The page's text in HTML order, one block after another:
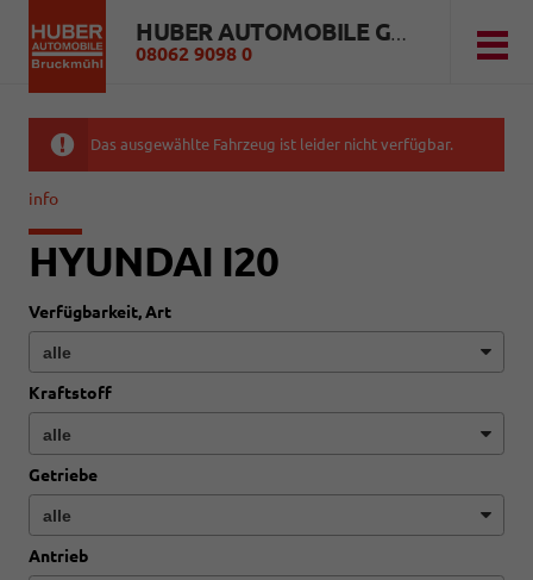
HUBER AUTOMOBILE GMBH
08062 9098 0
Das ausgewählte Fahrzeug ist leider nicht verfügbar.
info
HYUNDAI I20
Verfügbarkeit, Art
Kraftstoff
Getriebe
Antrieb